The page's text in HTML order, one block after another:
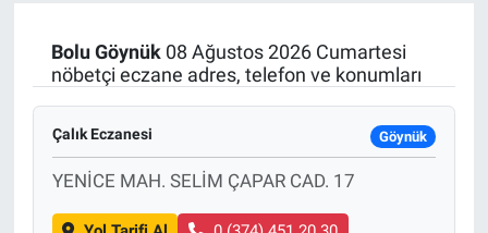
Bolu Göynük08 Ağustos 2026 Cumartesi
nöbetçi eczane adres, telefon ve konumları
Çalık Eczanesi Göynük
YENİCE MAH. SELİM ÇAPAR CAD. 17